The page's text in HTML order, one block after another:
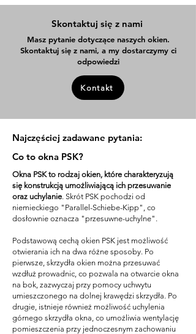
Skontaktuj się z nami
Masz pytanie dotyczące naszych okien.
Skontaktuj się z nami, a my dostarczymy ci
odpowiedzi
Kontakt
Najczęściej zadawane pytania:
Co to okna PSK?
Okna PSK to rodzaj okien, które charakteryzują
się konstrukcją umożliwiającą ich przesuwanie
oraz uchylanie. Skrót PSK pochodzi od
niemieckiego "Parallel-Schiebe-Kipp", co
dosłownie oznacza "przesuwne-uchylne".
Podstawową cechą okien PSK jest możliwość
otwierania ich na dwa różne sposoby. Po
pierwsze, skrzydła okien można przesuwać
wzdłuż prowadnic, co pozwala na otwarcie okna
na bok, zazwyczaj przy pomocy uchwytu
umieszczonego na dolnej krawędzi skrzydła. Po
drugie, istnieje również możliwość uchylenia
górnego skrzydła okna, co umożliwia wentylację
pomieszczenia przy jednoczesnym zachowaniu